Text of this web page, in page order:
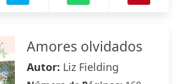
Amores olvidados
Autor: Liz Fielding